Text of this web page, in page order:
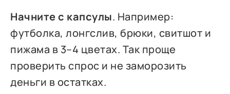
Начните с капсулы. Например:
футболка, лонгслив, брюки, свитшот и
пижама в 3–4 цветах. Так проще
проверить спрос и не заморозить
деньги в остатках.